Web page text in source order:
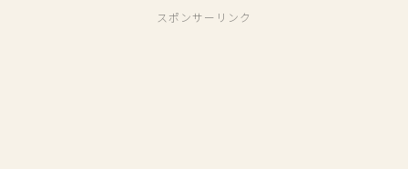
スポンサーリンク